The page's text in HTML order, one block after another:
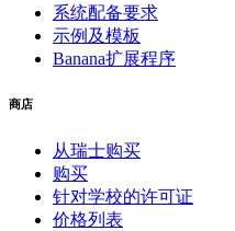
系统配备要求
示例及模板
Banana扩展程序
商店
从瑞士购买
购买
针对学校的许可证
价格列表